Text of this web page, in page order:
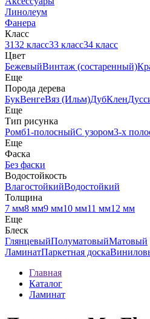
Линолеум
Фанера
Класс
3132 класс33 класс34 класс
Цвет
БежевыйВинтаж (состаренный)
Еще
Порода дерева
БукВенгеВяз (Ильм)ДубКлен
Еще
Тип рисунка
Ромб1-полосныйС узором3-х
Еще
Фаска
Без фаски
Водостойкость
ВлагостойкийВодостойкий
Толщина
7 мм8 мм9 мм10 мм11 мм12 мм
Еще
Блеск
ГлянцевыйПолуматовыйМатовый
ЛаминатПаркетная доска
Главная
Каталог
Ламинат